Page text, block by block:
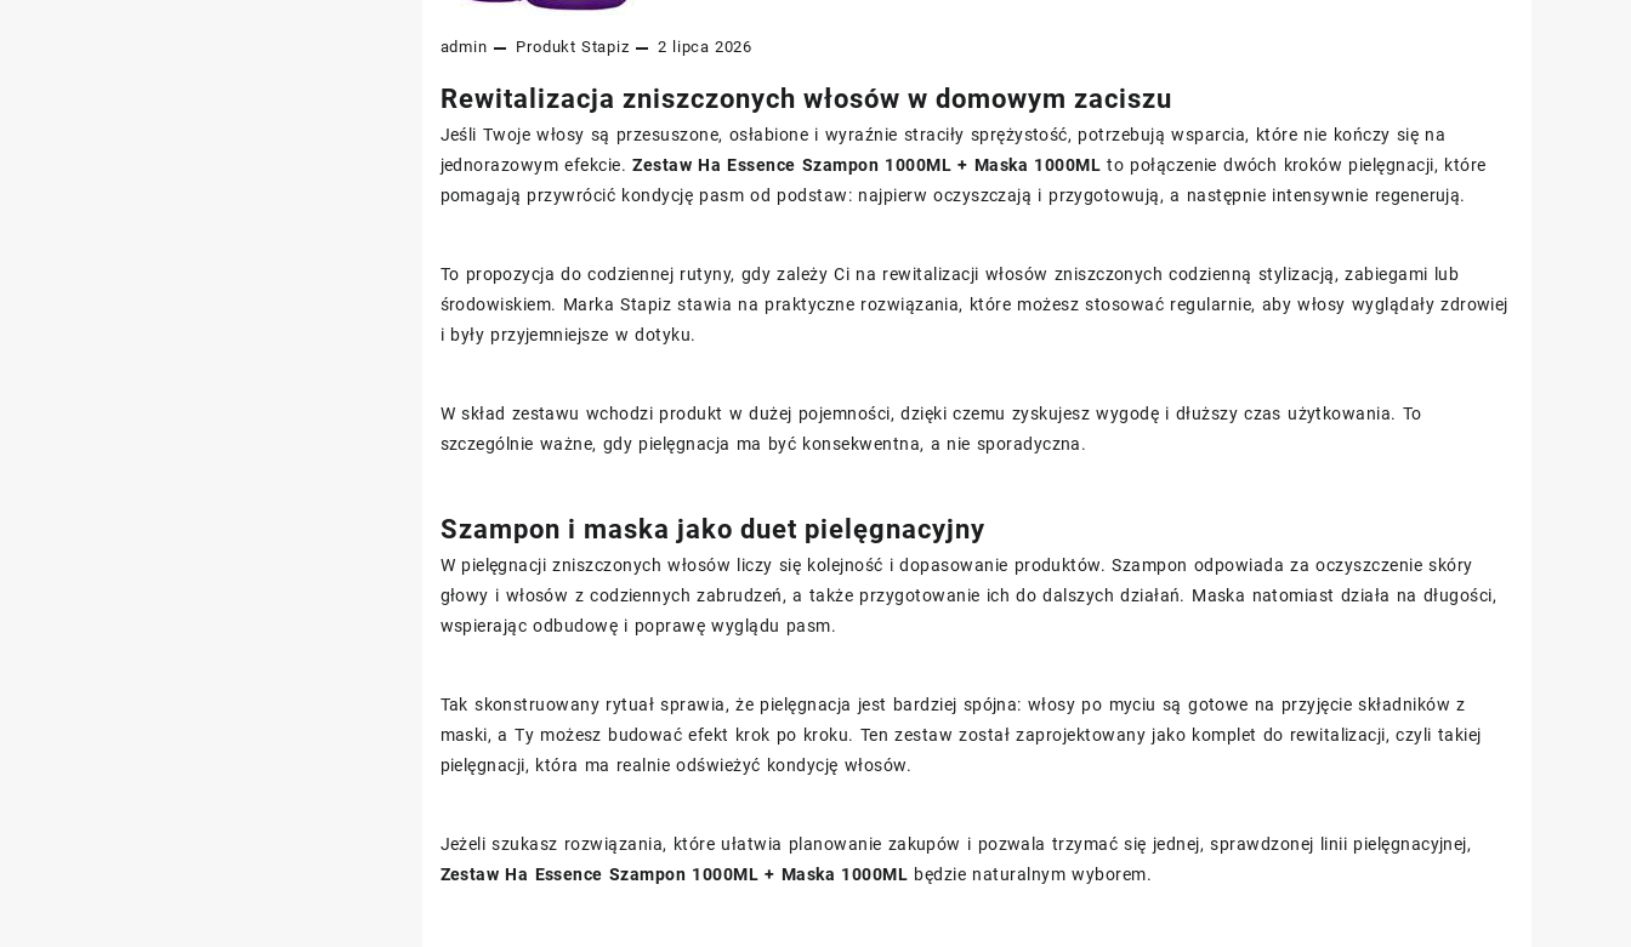
admin Produkt Stapiz 2 lipca 2026
Rewitalizacja zniszczonych włosów w domowym zaciszu
Jeśli Twoje włosy są przesuszone, osłabione i wyraźnie straciły sprężystość, potrzebują wsparcia, które nie kończy się na
jednorazowym efekcie.Zestaw Ha Essence Szampon 1000ML + Maska 1000ML to połączenie dwóch kroków pielęgnacji, które
pomagają przywrócić kondycję pasm od podstaw: najpierw oczyszczają i przygotowują, a następnie intensywnie regenerują.
To propozycja do codziennej rutyny, gdy zależy Ci na rewitalizacji włosów zniszczonych codzienną stylizacją, zabiegami lub
środowiskiem. Marka Stapiz stawia na praktyczne rozwiązania, które możesz stosować regularnie, aby włosy wyglądały zdrowiej
i były przyjemniejsze w dotyku.
W skład zestawu wchodzi produkt w dużej pojemności, dzięki czemu zyskujesz wygodę i dłuższy czas użytkowania. To
szczególnie ważne, gdy pielęgnacja ma być konsekwentna, a nie sporadyczna.
Szampon i maska jako duet pielęgnacyjny
W pielęgnacji zniszczonych włosów liczy się kolejność i dopasowanie produktów. Szampon odpowiada za oczyszczenie skóry
głowy i włosów z codziennych zabrudzeń, a także przygotowanie ich do dalszych działań. Maska natomiast działa na długości,
wspierając odbudowę i poprawę wyglądu pasm.
Tak skonstruowany rytuał sprawia, że pielęgnacja jest bardziej spójna: włosy po myciu są gotowe na przyjęcie składników z
maski, a Ty możesz budować efekt krok po kroku. Ten zestaw został zaprojektowany jako komplet do rewitalizacji, czyli takiej
pielęgnacji, która ma realnie odświeżyć kondycję włosów.
Jeżeli szukasz rozwiązania, które ułatwia planowanie zakupów i pozwala trzymać się jednej, sprawdzonej linii pielęgnacyjnej,
Zestaw Ha Essence Szampon 1000ML + Maska 1000ML będzie naturalnym wyborem.